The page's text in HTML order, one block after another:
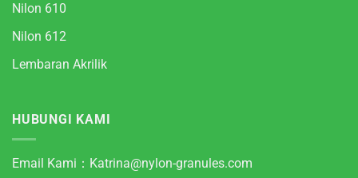
Nilon 610
Nilon 612
Lembaran Akrilik
HUBUNGI KAMI
Email Kami： Katrina@nylon-granules.com